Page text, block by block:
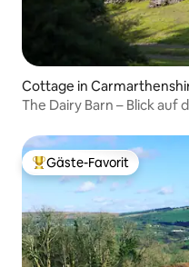
Cottage in
The Dairy Barn – Blick auf
Beliebter Gäste-Favorit.
Gäste-Favorit